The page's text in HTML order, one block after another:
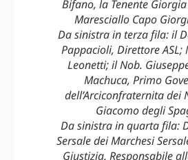
Bifano, la Tenente
Maresciallo Capo
Da sinistra in terza fila: il
Pappacioli, Direttore ASL;
Leonetti; il Nob.
Machuca, Primo
dell’Arciconfraternita dei
Giacomo degli
Da sinistra in quarta fila:
Sersale dei Marchesi
Giustizia, Responsabile